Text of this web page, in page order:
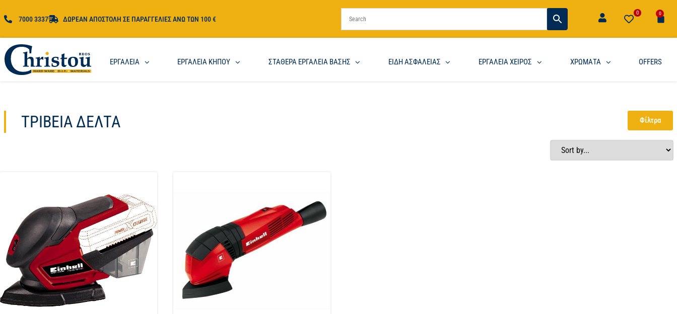
7000 3337 ΔΩΡΕΑΝ ΑΠΟΣΤΟΛΗ ΣΕ ΠΑΡΑΓΓΕΛΙΕΣ ΑΝΩ ΤΩΝ 100 €
0 0
ΕΡΓΑΛΕΙΑ ΕΡΓΑΛΕΙΑ ΚΗΠΟΥ ΣΤΑΘΕΡΑ ΕΡΓΑΛΕΙΑ ΒΑΣΗΣ ΕΙΔΗ ΑΣΦΑΛΕΙΑΣ ΕΡΓΑΛΕΙΑ ΧΕΙΡΟΣ ΧΡΩΜΑΤΑ OFFERS
ΤΡΙΒΕΊΑ ΔΈΛΤΑ Φίλτρα